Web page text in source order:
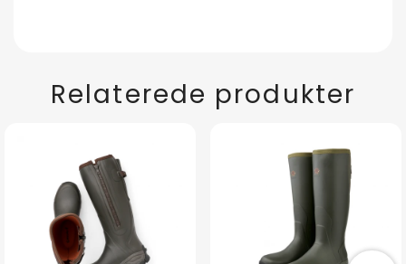
Relaterede produkter